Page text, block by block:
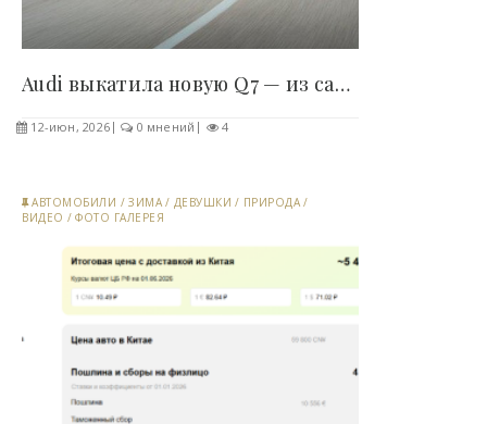
Audi выкатила новую Q7 — из салона убрали почти..
12-июн, 2026 0 мнений 4
АВТОМОБИЛИ /ЗИМА / ДЕВУШКИ / ПРИРОДА /
ВИДЕО /ФОТО ГАЛЕРЕЯ